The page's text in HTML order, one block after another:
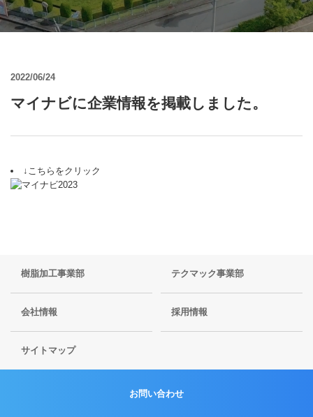
2022/06/24
マイナビに企業情報を掲載しました。
↓こちらをクリック
樹脂加工事業部 テクマック事業部
会社情報 採用情報
サイトマップ
お問い合わせ